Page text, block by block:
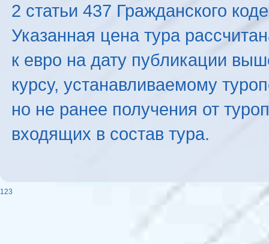
2 статьи 437 Гражданского
Указанная цена тура
к евро на дату публикации
курсу, устанавливаемому
но не ранее получения от
входящих в состав тура.
123